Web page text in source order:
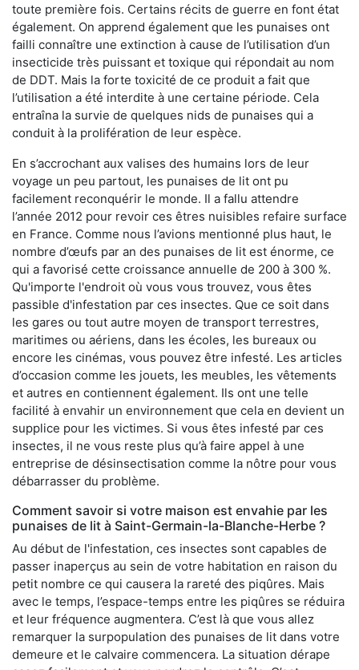
toute première fois. Certains récits de guerre en font état
également. On apprend également que les punaises ont
failli connaître une extinction à cause de l’utilisation d’un
insecticide très puissant et toxique qui répondait au nom
de DDT. Mais la forte toxicité de ce produit a fait que
l’utilisation a été interdite à une certaine période. Cela
entraîna la survie de quelques nids de punaises qui a
conduit à la prolifération de leur espèce.
En s’accrochant aux valises des humains lors de leur
voyage un peu partout, les punaises de lit ont pu
facilement reconquérir le monde. Il a fallu attendre
l’année 2012 pour revoir ces êtres nuisibles refaire surface
en France. Comme nous l’avions mentionné plus haut, le
nombre d’œufs par an des punaises de lit est énorme, ce
qui a favorisé cette croissance annuelle de 200 à 300 %.
Qu'importe l'endroit où vous vous trouvez, vous êtes
passible d'infestation par ces insectes. Que ce soit dans
les gares ou tout autre moyen de transport terrestres,
maritimes ou aériens, dans les écoles, les bureaux ou
encore les cinémas, vous pouvez être infesté. Les articles
d’occasion comme les jouets, les meubles, les vêtements
et autres en contiennent également. Ils ont une telle
facilité à envahir un environnement que cela en devient un
supplice pour les victimes. Si vous êtes infesté par ces
insectes, il ne vous reste plus qu’à faire appel à une
entreprise de désinsectisation comme la nôtre pour vous
débarrasser du problème.
Comment savoir si votre maison est envahie par les
punaises de lit à Saint-Germain-la-Blanche-Herbe ?
Au début de l'infestation, ces insectes sont capables de
passer inaperçus au sein de votre habitation en raison du
petit nombre ce qui causera la rareté des piqûres. Mais
avec le temps, l’espace-temps entre les piqûres se réduira
et leur fréquence augmentera. C’est là que vous allez
remarquer la surpopulation des punaises de lit dans votre
demeure et le calvaire commencera. La situation dérape